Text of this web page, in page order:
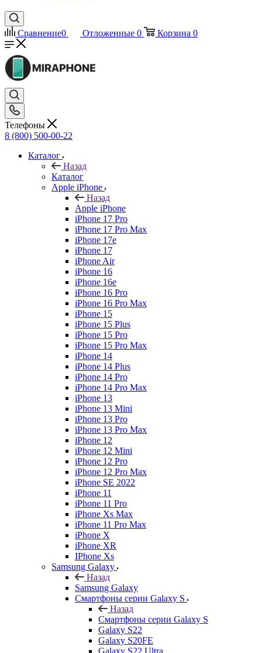
Сравнение0 Отложенные 0 Корзина 0
Телефоны
8 (800) 500-00-22
Каталог
Назад
Каталог
Apple iPhone
Назад
Apple iPhone
iPhone 17 Pro
iPhone 17 Pro Max
iPhone 17e
iPhone 17
iPhone Air
iPhone 16
iPhone 16e
iPhone 16 Pro
iPhone 16 Pro Max
iPhone 15
iPhone 15 Plus
iPhone 15 Pro
iPhone 15 Pro Max
iPhone 14
iPhone 14 Plus
iPhone 14 Pro
iPhone 14 Pro Max
iPhone 13
iPhone 13 Mini
iPhone 13 Pro
iPhone 13 Pro Max
iPhone 12
iPhone 12 Mini
iPhone 12 Pro
iPhone 12 Pro Max
iPhone SE 2022
iPhone 11
iPhone 11 Pro
iPhone Xs Max
iPhone 11 Pro Max
iPhone X
iPhone XR
IPhone Xs
Samsung Galaxy
Назад
Samsung Galaxy
Смартфоны серии Galaxy S
Назад
Смартфоны серии Galaxy S
Galaxy S22
Galaxy S20FE
Galaxy S22 Ultra